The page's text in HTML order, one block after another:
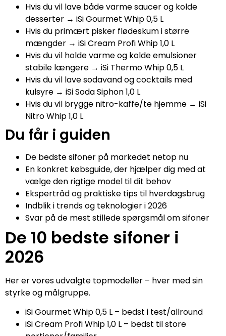
Hvis du vil lave både varme saucer og kolde
desserter → iSi Gourmet Whip 0,5 L
Hvis du primært pisker flødeskum i større
mængder → iSi Cream Profi Whip 1,0 L
Hvis du vil holde varme og kolde emulsioner
stabile længere → iSi Thermo Whip 0,5 L
Hvis du vil lave sodavand og cocktails med
kulsyre → iSi Soda Siphon 1,0 L
Hvis du vil brygge nitro-kaffe/te hjemme → iSi
Nitro Whip 1,0 L
Du får i guiden
De bedste sifoner på markedet netop nu
En konkret købsguide, der hjælper dig med at
vælge den rigtige model til dit behov
Ekspertråd og praktiske tips til hverdagsbrug
Indblik i trends og teknologier i 2026
Svar på de mest stillede spørgsmål om sifoner
De 10 bedste sifoner i
2026
Her er vores udvalgte topmodeller – hver med sin
styrke og målgruppe.
iSi Gourmet Whip 0,5 L – bedst i test/allround
iSi Cream Profi Whip 1,0 L – bedst til store